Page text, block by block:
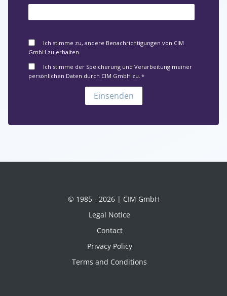
Ich stimme zu, andere Benachrichtigungen von CIM
GmbH zu erhalten.
Ich stimme der Speicherung und Verarbeitung meiner
persönlichen Daten durch CIM GmbH zu. *
© 1985 - 2026 | CIM GmbH
Legal Notice
Contact
Privacy Policy
Terms and Conditions